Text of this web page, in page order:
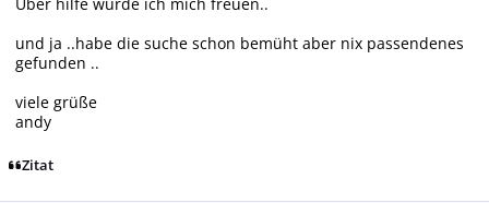
und ja ..habe die suche schon bemüht aber nix passendenes
gefunden ..
viele grüße
andy
Zitat